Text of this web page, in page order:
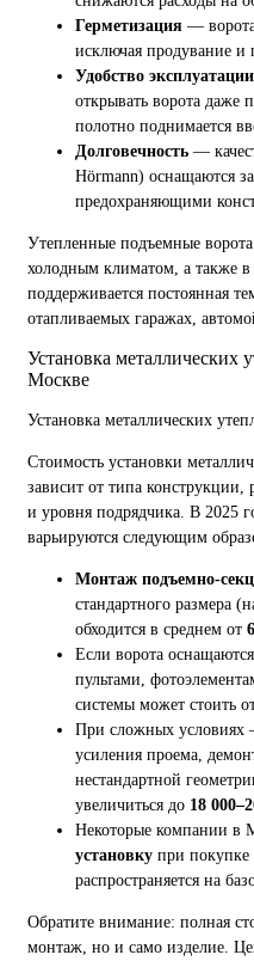
Герметизация —
исключая продувание и
Удобство эксплуатации
открывать ворота даже
полотно поднимается
Долговечность —
Hörmann) оснащаются
предохраняющими
Утепленные подъемные
холодным климатом, а также в
поддерживается постоянная
отапливаемых гаражах,
Установка металлических
Москве
Установка металлических
Стоимость установки
зависит от типа
и уровня подрядчика. В 2025
варьируются следующим
Монтаж подъемно-
стандартного размера
обходится в среднем от
Если ворота оснащаются
пультами,
системы может стоить
При сложных условиях
усиления проема,
нестандартной
увеличиться до 18
Некоторые компании в
установку при покупке
распространяется на
Обратите внимание: полная
монтаж, но и само изделие.